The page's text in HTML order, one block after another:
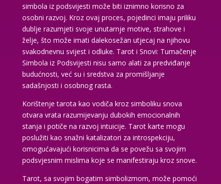
simbola iz podsvijesti može biti iznimno korisno za
osobni razvoj. Kroz ovaj proces, pojedinci imaju priliku
dublje razumjeti svoje unutarnje motive, strahove i
želje, što može imati dalekosežan utjecaj na njihovu
svakodnevnu svijest i odluke. Tarot i Snovi: Tumačenje
Simbola iz Podsvijesti nisu samo alati za predviđanje
budućnosti, već su i sredstva za promišljanje
sadašnjosti i osobnog rasta.
Korištenje tarota kao vodiča kroz simboliku snova
otvara vrata razumijevanju dubokih emocionalnih
stanja i potiče na razvoj intuicije. Tarot karte mogu
poslužiti kao snažni katalizatori za introspekciju,
omogućavajući korisnicima da se povežu sa svojim
podsvjesnim mislima koje se manifestiraju kroz snove.
Tarot, sa svojim bogatim simbolizmom, može pomoći